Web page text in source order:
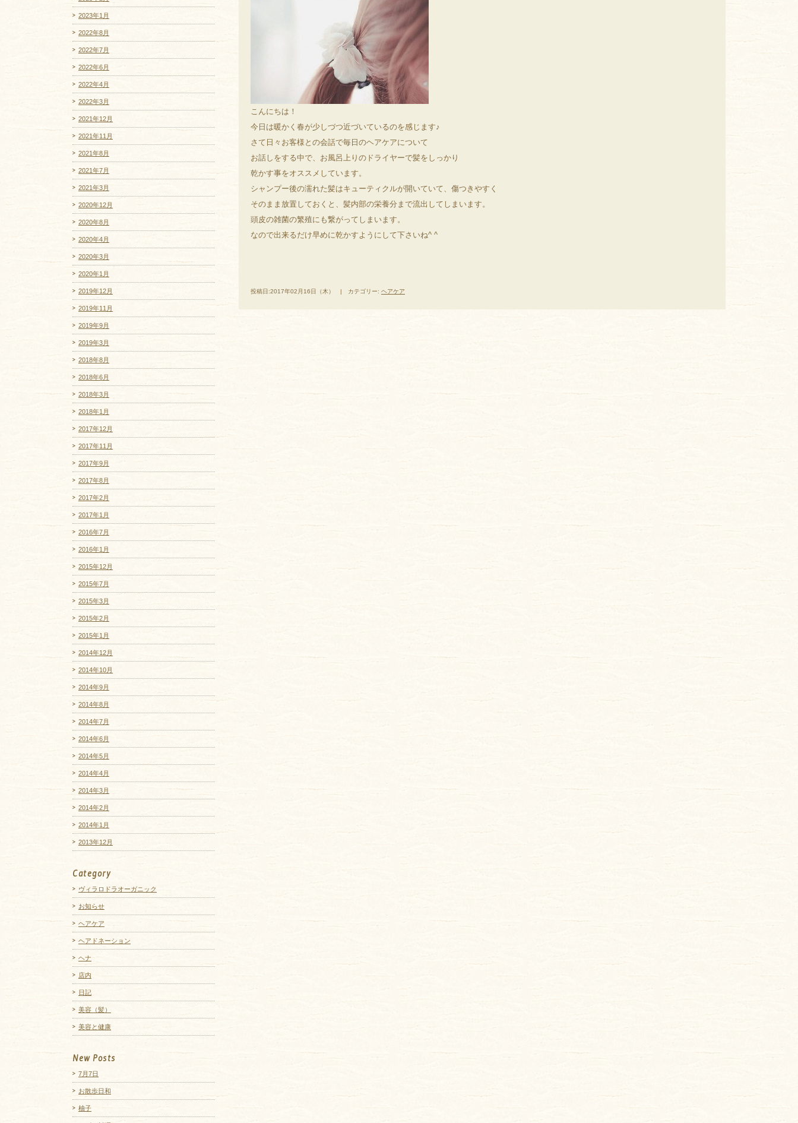
2023年1月
2022年8月
2022年7月
2022年6月
2022年4月
2022年3月
2021年12月
2021年11月
2021年8月
2021年7月
2021年3月
2020年12月
2020年8月
2020年4月
2020年3月
2020年1月
2019年12月
2019年11月
2019年9月
2019年3月
2018年8月
2018年6月
2018年3月
2018年1月
2017年12月
2017年11月
2017年9月
2017年8月
2017年2月
2017年1月
2016年7月
2016年1月
2015年12月
2015年7月
2015年3月
2015年2月
2015年1月
2014年12月
2014年10月
2014年9月
2014年8月
2014年7月
2014年6月
2014年5月
2014年4月
2014年3月
2014年2月
2014年1月
2013年12月
Category
ヴィラロドラオーガニック
お知らせ
ヘアケア
ヘアドネーション
ヘナ
店内
日記
美容（髪）
美容と健康
New Posts
7月7日
お散歩日和
柚子
こんにちは！
今日は暖かく春が少しづつ近づいているのを感じます♪
さて日々お客様との会話で毎日のヘアケアについて
お話しをする中で、お風呂上りのドライヤーで髪をしっかり
乾かす事をオススメしています。
シャンプー後の濡れた髪はキューティクルが開いていて、傷つきやすく
そのまま放置しておくと、髪内部の栄養分まで流出してしまいます。
頭皮の雑菌の繁殖にも繋がってしまいます。
なので出来るだけ早めに乾かすようにして下さいね^ ^
投稿日:2017年02月16日（木） | カテゴリー: ヘアケア